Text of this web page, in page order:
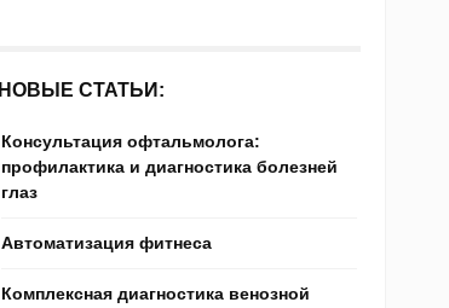
НОВЫЕ СТАТЬИ:
Консультация офтальмолога:
профилактика и диагностика болезней
глаз
Автоматизация фитнеса
Комплексная диагностика венозной